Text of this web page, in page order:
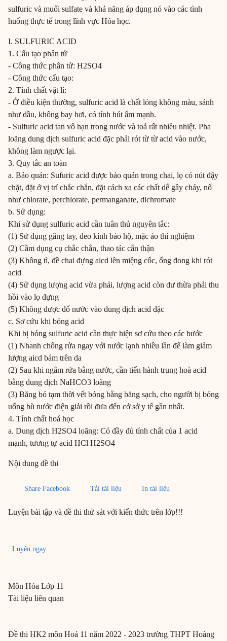
sulfuric và muối sulfate và khả năng áp dụng nó vào các tình
huống thực tế trong lĩnh vực Hóa học.
I. SULFURIC ACID
1. Cấu tạo phân tử
- Công thức phân tử: H2SO4
- Công thức cấu tạo:
2. Tính chất vật lí:
- Ở điều kiện thường, sulfuric acid là chất lỏng không màu, sánh
như dầu, không bay hơi, có tính hút ẩm mạnh.
- Sulfuric acid tan vô hạn trong nước và toả rất nhiều nhiệt. Pha
loãng dung dịch sulfuric acid đặc phải rót từ từ acid vào nước,
không làm ngược lại.
3. Quy tắc an toàn
a. Bảo quản: Sufuric acid được bảo quản trong chai, lọ có nút đậy
chặt, đặt ở vị trí chắc chắn, đặt cách xa các chất dễ gây cháy, nổ
như chlorate, perchlorate, permanganate, dichromate
b. Sử dụng:
Khi sử dụng sulfuric acid cần tuân thủ nguyên tắc:
(1) Sử dụng găng tay, đeo kính bảo hộ, mặc áo thí nghiệm
(2) Cầm dụng cụ chắc chắn, thao tác cẩn thận
(3) Không tì, đề chai đựng aicd lên miệng cốc, ống đong khi rót
acid
(4) Sử dụng lượng acid vừa phải, lượng acid còn dư thừa phải thu
hồi vào lọ đựng
(5) Không được đổ nước vào dung dịch acid đặc
c. Sơ cứu khi bỏng acid
Khi bị bỏng sulfuric acid cần thực hiện sơ cứu theo các bước
(1) Nhanh chống rửa ngay với nước lạnh nhiều lần để làm giảm
lượng aicd bám trên da
(2) Sau khi ngâm rửa bằng nước, cần tiến hành trung hoà acid
bằng dung dịch NaHCO3 loãng
(3) Băng bó tạm thời vết bỏng bằng băng sạch, cho người bị bỏng
uống bù nước điện giải rồi đưa đến cở sở y tế gần nhất.
4. Tính chất hoá học
a. Dung dịch H2SO4 loãng: Có đầy đủ tính chất của 1 acid
mạnh, tương tự acid HCl H2SO4
Nội dung đề thi
Share Facebook Tải tài liệu In tài liệu
Luyện bài tập và đề thi thử sát với kiến thức trên lớp!!!
Luyện ngay
Môn Hóa Lớp 11
Tài liệu liên quan
Đề thi HK2 môn Hoá 11 năm 2022 - 2023 trường THPT Hoàng